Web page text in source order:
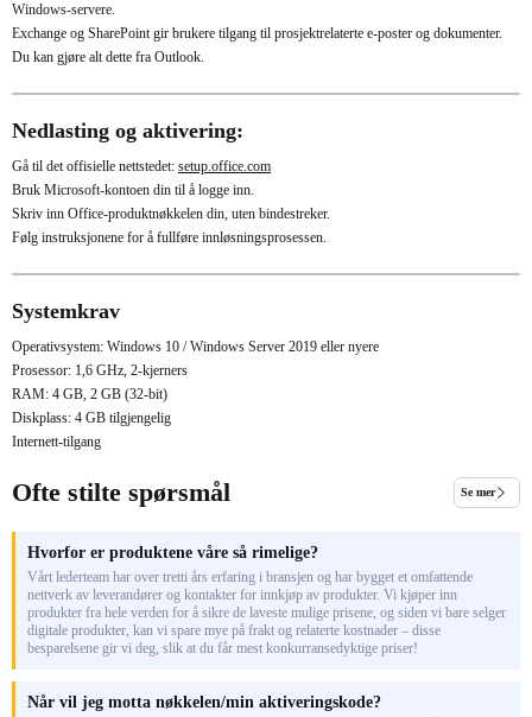
Windows-servere.
Exchange og SharePoint gir brukere tilgang til prosjektrelaterte e-poster og dokumenter.
Du kan gjøre alt dette fra Outlook.
Nedlasting og aktivering:
Gå til det offisielle nettstedet: setup.office.com
Bruk Microsoft-kontoen din til å logge inn.
Skriv inn Office-produktnøkkelen din, uten bindestreker.
Følg instruksjonene for å fullføre innløsningsprosessen.
Systemkrav
Operativsystem: Windows 10 / Windows Server 2019 eller nyere
Prosessor: 1,6 GHz, 2-kjerners
RAM: 4 GB, 2 GB (32-bit)
Diskplass: 4 GB tilgjengelig
Internett-tilgang
Ofte stilte spørsmål Se mer
Hvorfor er produktene våre så rimelige?
Vårt lederteam har over tretti års erfaring i bransjen og har bygget et omfattende
nettverk av leverandører og kontakter for innkjøp av produkter. Vi kjøper inn
produkter fra hele verden for å sikre de laveste mulige prisene, og siden vi bare selger
digitale produkter, kan vi spare mye på frakt og relaterte kostnader – disse
besparelsene gir vi deg, slik at du får mest konkurransedyktige priser!
Når vil jeg motta nøkkelen/min aktiveringskode?